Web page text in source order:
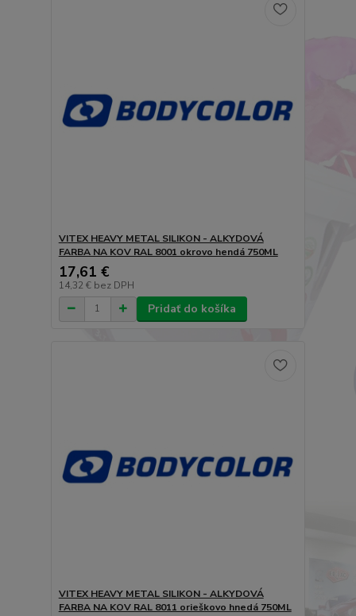
VITEX HEAVY METAL SILIKON - ALKYDOVÁ
FARBA NA KOV RAL 8001 okrovo hendá 750ML
17,61 €
14,32 € bez DPH
Pridať do košíka
VITEX HEAVY METAL SILIKON - ALKYDOVÁ
FARBA NA KOV RAL 8011 orieškovo hnedá 750ML